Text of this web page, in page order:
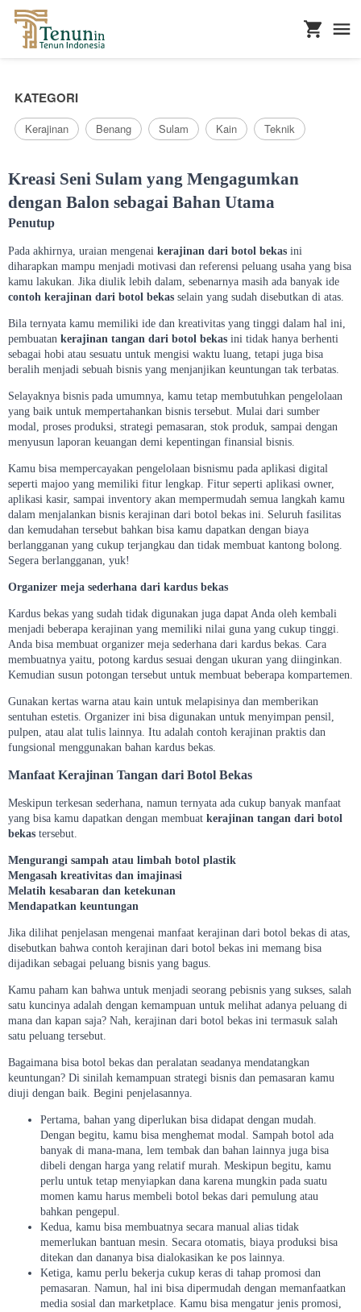
KATEGORI
Kerajinan Benang Sulam Kain Teknik
Kreasi Seni Sulam yang Mengagumkan
dengan Balon sebagai Bahan Utama
Penutup
Pada akhirnya, uraian mengenai kerajinan dari botol bekas ini
diharapkan mampu menjadi motivasi dan referensi peluang usaha yang bisa
kamu lakukan. Jika diulik lebih dalam, sebenarnya masih ada banyak ide
contoh kerajinan dari botol bekas selain yang sudah disebutkan di atas.
Bila ternyata kamu memiliki ide dan kreativitas yang tinggi dalam hal ini,
pembuatan kerajinan tangan dari botol bekas ini tidak hanya berhenti
sebagai hobi atau sesuatu untuk mengisi waktu luang, tetapi juga bisa
beralih menjadi sebuah bisnis yang menjanjikan keuntungan tak terbatas.
Selayaknya bisnis pada umumnya, kamu tetap membutuhkan pengelolaan
yang baik untuk mempertahankan bisnis tersebut. Mulai dari sumber
modal, proses produksi, strategi pemasaran, stok produk, sampai dengan
menyusun laporan keuangan demi kepentingan finansial bisnis.
Kamu bisa mempercayakan pengelolaan bisnismu pada aplikasi digital
seperti majoo yang memiliki fitur lengkap. Fitur seperti aplikasi owner,
aplikasi kasir, sampai inventory akan mempermudah semua langkah kamu
dalam menjalankan bisnis kerajinan dari botol bekas ini. Seluruh fasilitas
dan kemudahan tersebut bahkan bisa kamu dapatkan dengan biaya
berlangganan yang cukup terjangkau dan tidak membuat kantong bolong.
Segera berlangganan, yuk!
Organizer meja sederhana dari kardus bekas
Kardus bekas yang sudah tidak digunakan juga dapat Anda oleh kembali
menjadi beberapa kerajinan yang memiliki nilai guna yang cukup tinggi.
Anda bisa membuat organizer meja sederhana dari kardus bekas. Cara
membuatnya yaitu, potong kardus sesuai dengan ukuran yang diinginkan.
Kemudian susun potongan tersebut untuk membuat beberapa kompartemen.
Gunakan kertas warna atau kain untuk melapisinya dan memberikan
sentuhan estetis. Organizer ini bisa digunakan untuk menyimpan pensil,
pulpen, atau alat tulis lainnya. Itu adalah contoh kerajinan praktis dan
fungsional menggunakan bahan kardus bekas.
Manfaat Kerajinan Tangan dari Botol Bekas
Meskipun terkesan sederhana, namun ternyata ada cukup banyak manfaat
yang bisa kamu dapatkan dengan membuat kerajinan tangan dari botol
bekas tersebut.
Mengurangi sampah atau limbah botol plastik
Mengasah kreativitas dan imajinasi
Melatih kesabaran dan ketekunan
Mendapatkan keuntungan
Jika dilihat penjelasan mengenai manfaat kerajinan dari botol bekas di atas,
disebutkan bahwa contoh kerajinan dari botol bekas ini memang bisa
dijadikan sebagai peluang bisnis yang bagus.
Kamu paham kan bahwa untuk menjadi seorang pebisnis yang sukses, salah
satu kuncinya adalah dengan kemampuan untuk melihat adanya peluang di
mana dan kapan saja? Nah, kerajinan dari botol bekas ini termasuk salah
satu peluang tersebut.
Bagaimana bisa botol bekas dan peralatan seadanya mendatangkan
keuntungan? Di sinilah kemampuan strategi bisnis dan pemasaran kamu
diuji dengan baik. Begini penjelasannya.
Pertama, bahan yang diperlukan bisa didapat dengan mudah.
Dengan begitu, kamu bisa menghemat modal. Sampah botol ada
banyak di mana-mana, lem tembak dan bahan lainnya juga bisa
dibeli dengan harga yang relatif murah. Meskipun begitu, kamu
perlu untuk tetap menyiapkan dana karena mungkin pada suatu
momen kamu harus membeli botol bekas dari pemulung atau
bahkan pengepul.
Kedua, kamu bisa membuatnya secara manual alias tidak
memerlukan bantuan mesin. Secara otomatis, biaya produksi bisa
ditekan dan dananya bisa dialokasikan ke pos lainnya.
Ketiga, kamu perlu bekerja cukup keras di tahap promosi dan
pemasaran. Namun, hal ini bisa dipermudah dengan memanfaatkan
media sosial dan marketplace. Kamu bisa mengatur jenis promosi,